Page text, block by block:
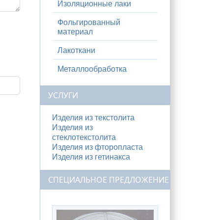
Изоляционные лаки
Фольгированный
материал
Лакоткани
Металлообработка
УСЛУГИ
Изделия из текстолита
Изделия из
стеклотекстолита
Изделия из фторопласта
Изделия из гетинакса
СПЕЦИАЛЬНОЕ ПРЕДЛОЖЕНИЕ